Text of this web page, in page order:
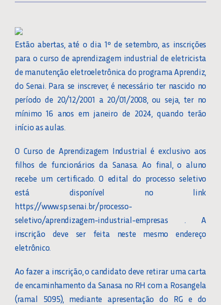
Estão abertas, até o dia 1º de setembro, as inscrições
para o curso de aprendizagem industrial de eletricista
de manutenção eletroeletrônica do programa Aprendiz,
do Senai. Para se inscrever, é necessário ter nascido no
período de 20/12/2001 a 20/01/2008, ou seja, ter no
mínimo 16 anos em janeiro de 2024, quando terão
início as aulas.
O Curso de Aprendizagem Industrial é exclusivo aos
filhos de funcionários da Sanasa. Ao final, o aluno
recebe um certificado. O edital do processo seletivo
está disponível no link
https://www.sp.senai.br/processo-
seletivo/aprendizagem-industrial-empresas . A
inscrição deve ser feita neste mesmo endereço
eletrônico.
Ao fazer a inscrição, o candidato deve retirar uma carta
de encaminhamento da Sanasa no RH com a Rosangela
(ramal 5095), mediante apresentação do RG e do